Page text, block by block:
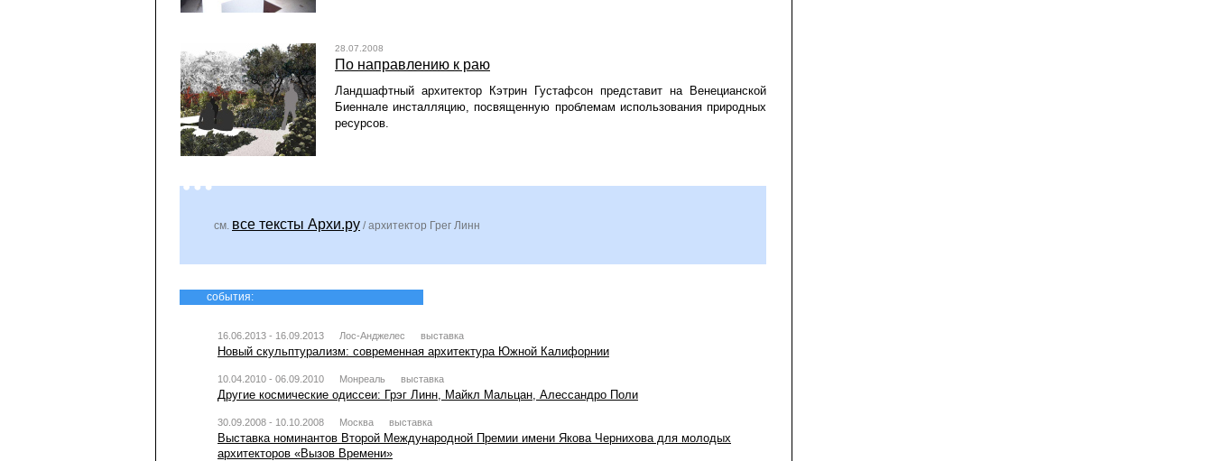
28.07.2008
По направлению к раю
Ландшафтный архитектор Кэтрин Густафсон представит на Венецианской
Биеннале инсталляцию, посвященную проблемам использования природных
ресурсов.
см. все тексты Архи.ру / архитектор Грег Линн
события:
16.06.2013 - 16.09.2013 Лос-Анджелес выставка
Новый скульптурализм: современная архитектура Южной Калифорнии
10.04.2010 - 06.09.2010 Монреаль выставка
Другие космические одиссеи: Грэг Линн, Майкл Мальцан, Алессандро Поли
30.09.2008 - 10.10.2008 Москва выставка
Выставка номинантов Второй Международной Премии имени Якова Чернихова для молодых
архитекторов «Вызов Времени»